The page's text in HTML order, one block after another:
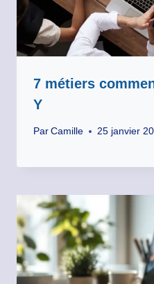
7 métiers
Y
Par Camille 25 janvier